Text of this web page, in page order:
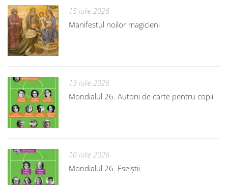
15 iulie 2026
Manifestul noilor magicieni
13 iulie 2026
Mondialul 26. Autorii de carte pentru copii
10 iulie 2026
Mondialul 26. Eseiștii